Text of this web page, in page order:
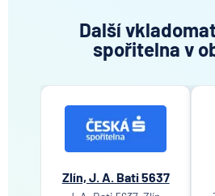
Další
spořitelna v
Zlín, J. A. Bati 5637